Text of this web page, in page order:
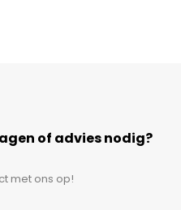
of advies nodig?
met ons op!